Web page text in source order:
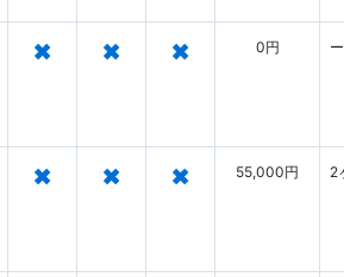
× × × 0円 ー
× × × 55,000円 2